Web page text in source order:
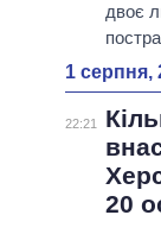
двоє
1 серпня,
22:21
20